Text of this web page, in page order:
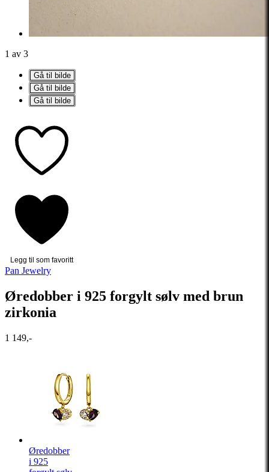
1 av 3
Gå til bilde
Gå til bilde
Gå til bilde
Legg til som favoritt
Pan Jewelry
Øredobber i 925 forgylt sølv med brun
zirkonia
1 149,-
Øredobber
i 925